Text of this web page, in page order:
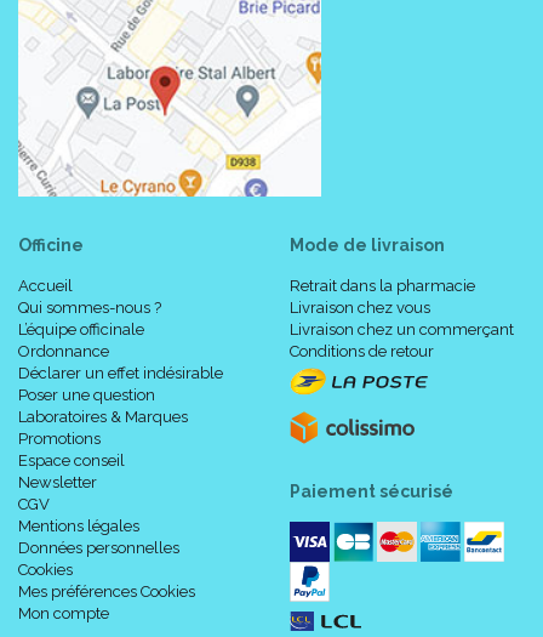
Officine
Accueil
Qui sommes-nous ?
L’équipe officinale
Ordonnance
Déclarer un effet indésirable
Poser une question
Laboratoires & Marques
Promotions
Espace conseil
Newsletter
CGV
Mentions légales
Données personnelles
Cookies
Mes préférences Cookies
Mon compte
Mode de livraison
Retrait dans la pharmacie
Livraison chez vous
Livraison chez un commerçant
Conditions de retour
Paiement sécurisé